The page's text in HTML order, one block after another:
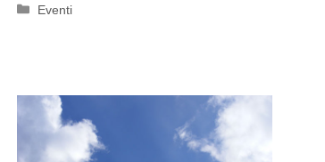
Categorie
Eventi